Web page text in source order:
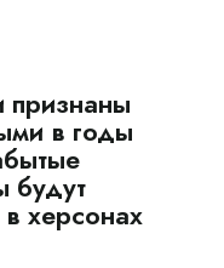
в годы
будут
херсонах